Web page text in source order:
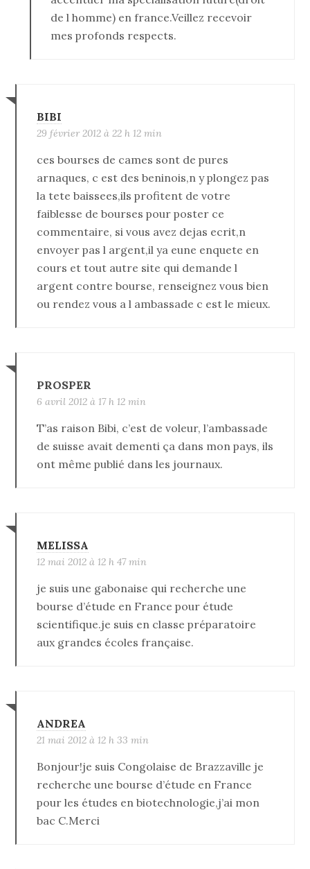
de l homme) en france.Veillez recevoir
mes profonds respects.
BIBI
29 février 2012 à 22 h 12 min
ces bourses de cames sont de pures
arnaques, c est des beninois,n y plongez pas
la tete baissees,ils profitent de votre
faiblesse de bourses pour poster ce
commentaire, si vous avez dejas ecrit,n
envoyer pas l argent,il ya eune enquete en
cours et tout autre site qui demande l
argent contre bourse, renseignez vous bien
ou rendez vous a l ambassade c est le mieux.
PROSPER
6 avril 2012 à 17 h 12 min
T’as raison Bibi, c’est de voleur, l’ambassade
de suisse avait dementi ça dans mon pays, ils
ont même publié dans les journaux.
MELISSA
12 mai 2012 à 12 h 47 min
je suis une gabonaise qui recherche une
bourse d’étude en France pour étude
scientifique.je suis en classe préparatoire
aux grandes écoles française.
ANDREA
21 mai 2012 à 12 h 33 min
Bonjour!je suis Congolaise de Brazzaville je
recherche une bourse d’étude en France
pour les études en biotechnologie,j’ai mon
bac C.Merci